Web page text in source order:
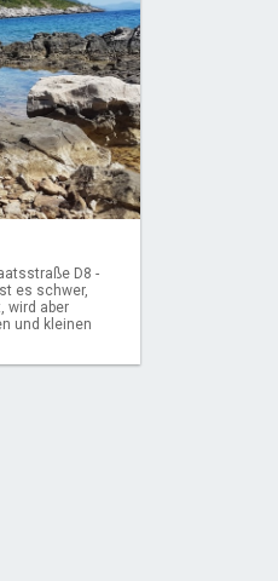
D8 -
es schwer,
wird aber
und kleinen